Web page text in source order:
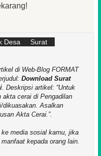
Desa
Surat
di Web-Blog FORMAT
Download Surat
. Deskripsi artikel: Untuk
akta cerai di Pengadilan
dikuasakan. Asalkan
Akta Cerai. .
media sosial kamu, jika
kepada orang lain.